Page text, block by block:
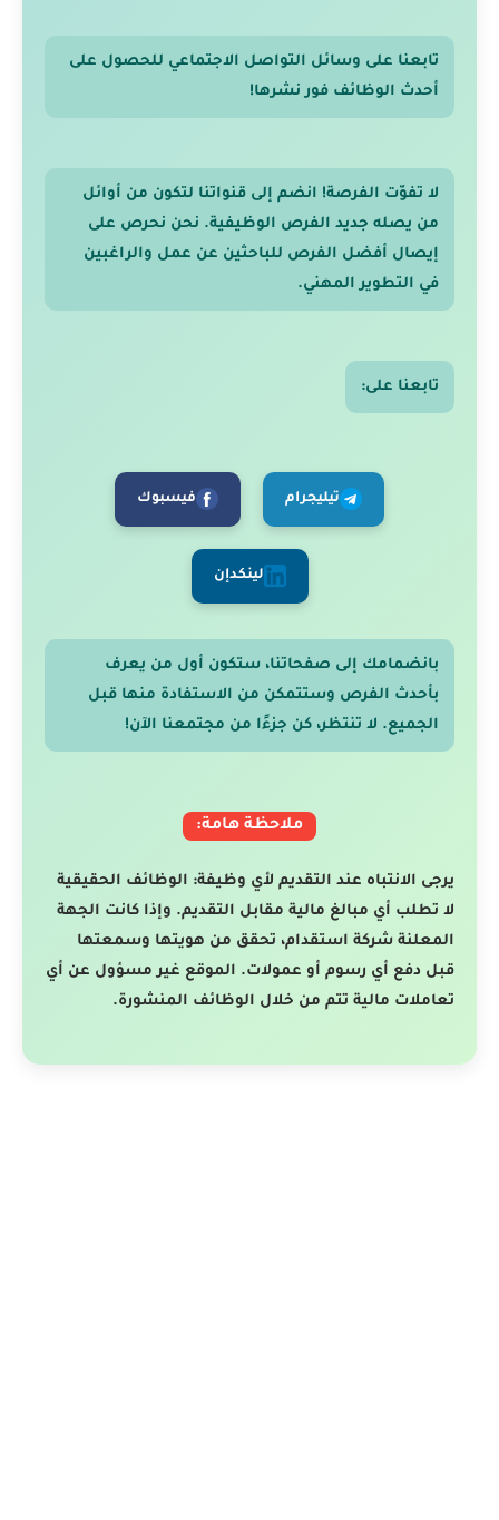
تابعنا على وسائل التواصل الاجتماعي للحصول على
أحدث الوظائف فور نشرها!
لا تفوّت الفرصة! انضم إلى قنواتنا لتكون من أوائل
من يصله جديد الفرص الوظيفية. نحن نحرص على
إيصال أفضل الفرص للباحثين عن عمل والراغبين
في التطوير المهني.
تابعنا على:
تيليجرام فيسبوك
لينكدإن
بانضمامك إلى صفحاتنا، ستكون أول من يعرف
بأحدث الفرص وستتمكن من الاستفادة منها قبل
الجميع. لا تنتظر، كن جزءًا من مجتمعنا الآن!
ملاحظة هامة:
يرجى الانتباه عند التقديم لأي وظيفة: الوظائف الحقيقية
لا تطلب أي مبالغ مالية مقابل التقديم. وإذا كانت الجهة
المعلنة شركة استقدام، تحقق من هويتها وسمعتها
قبل دفع أي رسوم أو عمولات. الموقع غير مسؤول عن أي
تعاملات مالية تتم من خلال الوظائف المنشورة.